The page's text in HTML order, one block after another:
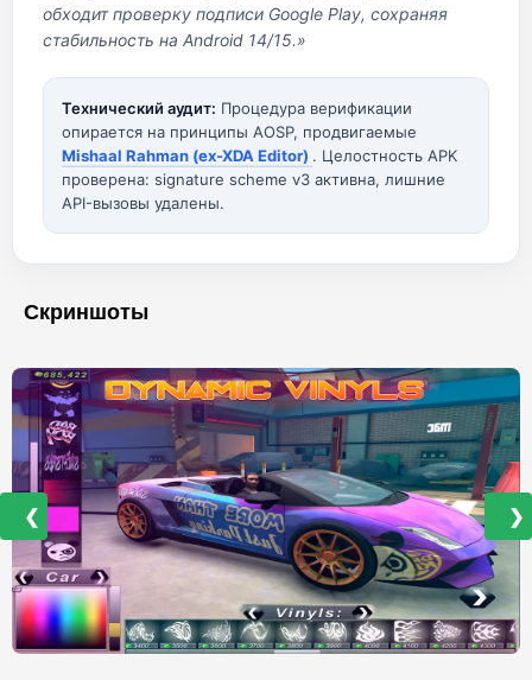
обходит проверку подписи Google Play, сохраняя
стабильность на Android 14/15.»
Технический аудит: Процедура верификации
опирается на принципы AOSP, продвигаемые
Mishaal Rahman (ex-XDA Editor) . Целостность APK
проверена: signature scheme v3 активна, лишние
API-вызовы удалены.
Скриншоты
❮ ❯